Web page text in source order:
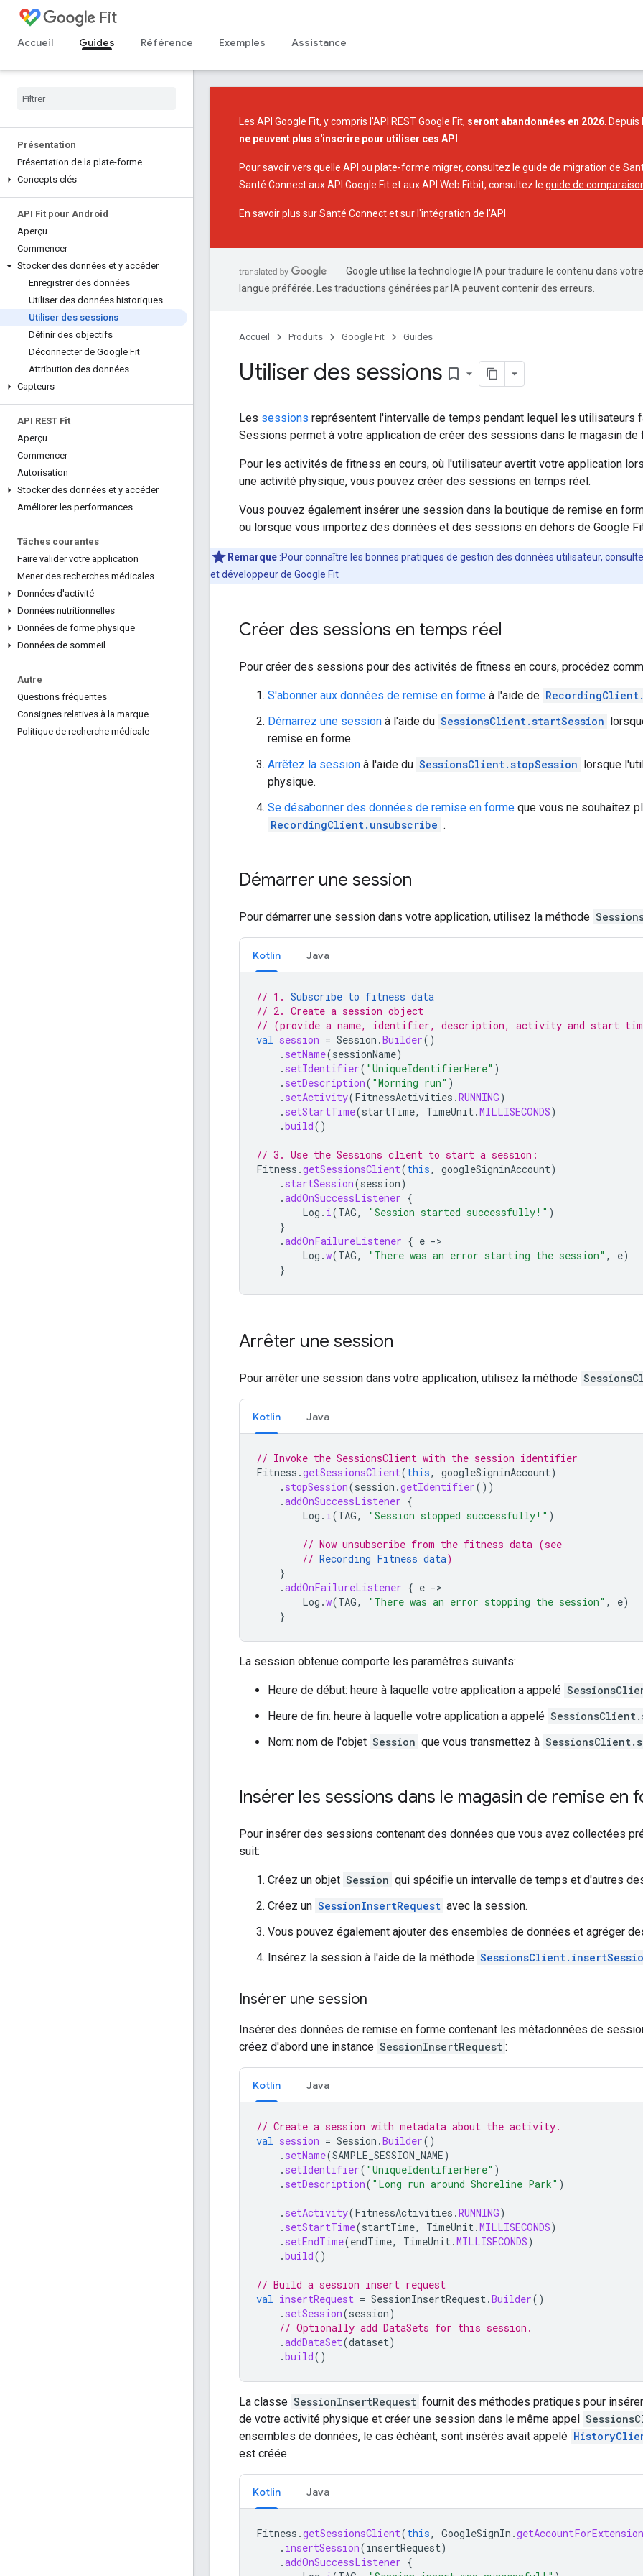
Fit
Accueil Guides Référence Exemples Assistance
Présentation
Présentation de la plate-forme
Concepts clés
API Fit pour Android
Aperçu
Commencer
Stocker des données et y accéder
Enregistrer des données
Utiliser des données historiques
Utiliser des sessions
Définir des objectifs
Déconnecter de Google Fit
Attribution des données
Capteurs
API REST Fit
Aperçu
Commencer
Autorisation
Stocker des données et y accéder
Améliorer les performances
Tâches courantes
Faire valider votre application
Mener des recherches médicales
Données d'activité
Données nutritionnelles
Données de forme physique
Données de sommeil
Autre
Questions fréquentes
Consignes relatives à la marque
Politique de recherche médicale
Les API Google Fit, y compris l'API REST Google Fit, seront abandonnées en 2026 .
ne peuvent plus s'inscrire pour utiliser ces API
Pour savoir vers quelle API ou plate-forme migrer, consultez le guide de migration de
Santé Connect aux API Google Fit et aux API Web Fitbit, consultez le guide de
En savoir plus sur Santé Connectet sur l'intégration de l'API
Google utilise la technologie IA pour traduire le contenu dans votre
langue préférée. Les traductions générées par IA peuvent contenir des erreurs.
Accueil Produits Google Fit Guides
Utiliser des sessions bookmark_border
Les sessions représentent l'intervalle de temps pendant lequel les utilisateurs
Sessions permet à votre application de créer des sessions dans le magasin de
Pour les activités de fitness en cours, où l'utilisateur avertit votre application
une activité physique, vous pouvez créer des sessions en temps réel.
Vous pouvez également insérer une session dans la boutique de remise en
ou lorsque vous importez des données et des sessions en dehors de Google
Remarque :Pour connaître les bonnes pratiques de gestion des données utilisateur,
et développeur de Google Fit
Créer des sessions en temps réel
Pour créer des sessions pour des activités de fitness en cours, procédez
S'abonner aux données de remise en forme à l'aide de
Démarrez une session à l'aide du SessionsClient.startSession
remise en forme.
Arrêtez la session à l'aide du SessionsClient.stopSession lorsque
physique.
Se désabonner des données de remise en forme que vous ne souhaitez
RecordingClient.unsubscribe .
Démarrer une session
Pour démarrer une session dans votre application, utilisez la méthode
Kotlin Java
// 1. Subscribe to fitness data
// 2. Create a session object
// (provide a name, identifier, description, activity and start
val session = Session .Builder()
. setName(sessionName)
. setIdentifier( "UniqueIdentifierHere" )
. setDescription( "Morning run" )
. setActivity(FitnessActivities .RUNNING)
. setStartTime(startTime, TimeUnit.MILLISECONDS)
.build()
// 3. Use the Sessions client to start a session:
Fitness .getSessionsClient(this, googleSigninAccount)
. startSession(session)
.addOnSuccessListener {
Log . i(TAG, "Session started successfully!" )
}
.addOnFailureListener { e ->
Log .w(TAG, "There was an error starting the session" , e)
}
Arrêter une session
Pour arrêter une session dans votre application, utilisez la méthode
Kotlin Java
// Invoke the SessionsClient with the session identifier
Fitness .getSessionsClient(this, googleSigninAccount)
. stopSession(session .getIdentifier())
.addOnSuccessListener {
Log . i(TAG, "Session stopped successfully!" )
// Now unsubscribe from the fitness data (see
// Recording Fitness data)
}
.addOnFailureListener { e ->
Log .w(TAG, "There was an error stopping the session" , e)
}
La session obtenue comporte les paramètres suivants:
Heure de début: heure à laquelle votre application a appelé
Heure de fin: heure à laquelle votre application a appelé
Nom: nom de l'objet Session que vous transmettez à
Insérer les sessions dans le magasin de remise en
Pour insérer des sessions contenant des données que vous avez collectées
suit:
Créez un objet Session qui spécifie un intervalle de temps et d'autres
Créez un SessionInsertRequest avec la session.
Vous pouvez également ajouter des ensembles de données et agréger
Insérez la session à l'aide de la méthode
Insérer une session
Insérer des données de remise en forme contenant les métadonnées de
créez d'abord une instance SessionInsertRequest :
Kotlin Java
// Create a session with metadata about the activity.
val session = Session .Builder()
. setName(SAMPLE_SESSION_NAME)
. setIdentifier( "UniqueIdentifierHere" )
. setDescription( "Long run around Shoreline Park" )
. setActivity(FitnessActivities .RUNNING)
. setStartTime(startTime, TimeUnit.MILLISECONDS)
. setEndTime(endTime, TimeUnit.MILLISECONDS)
.build()
// Build a session insert request
val insertRequest = SessionInsertRequest.Builder()
. setSession(session)
// Optionally add DataSets for this session.
.addDataSet(dataset)
.build()
La classe SessionInsertRequest fournit des méthodes pratiques pour
de votre activité physique et créer une session dans le même appel
ensembles de données, le cas échéant, sont insérés avait appelé
est créée.
Kotlin Java
Fitness .getSessionsClient(this, GoogleSignIn .getAccountForExtension
. insertSession(insertRequest)
.addOnSuccessListener {